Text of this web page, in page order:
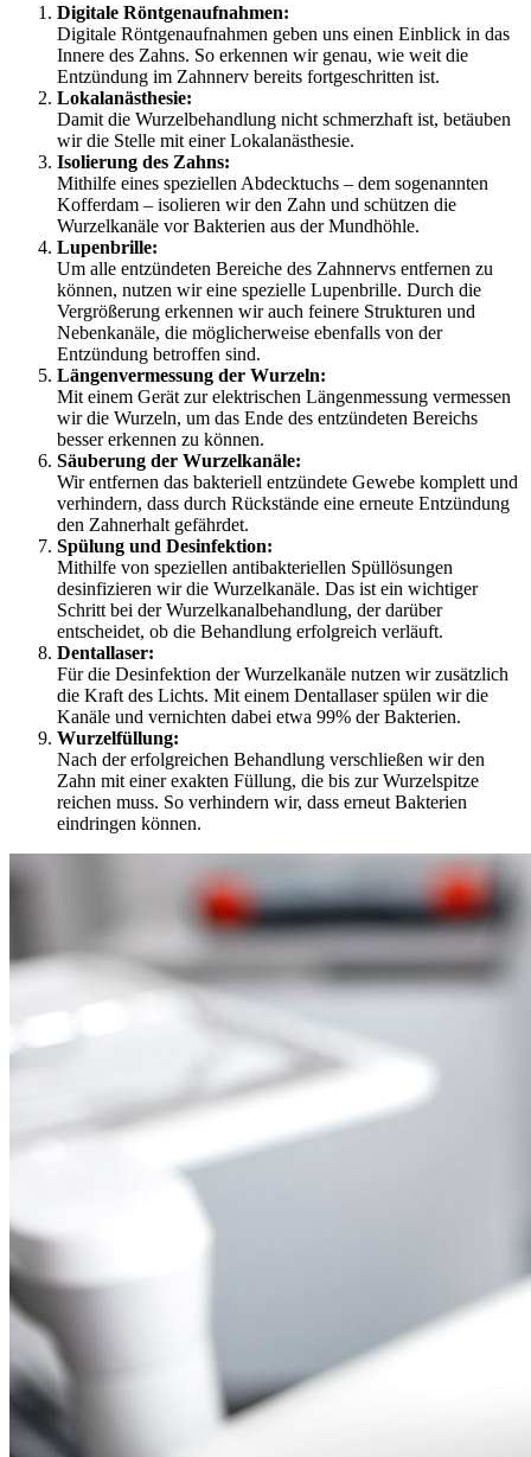
Digitale Röntgenaufnahmen:
Digitale Röntgenaufnahmen geben uns einen Einblick in das
Innere des Zahns. So erkennen wir genau, wie weit die
Entzündung im Zahnnerv bereits fortgeschritten ist.
Lokalanästhesie:
Damit die Wurzelbehandlung nicht schmerzhaft ist, betäuben
wir die Stelle mit einer Lokalanästhesie.
Isolierung des Zahns:
Mithilfe eines speziellen Abdecktuchs – dem sogenannten
Kofferdam – isolieren wir den Zahn und schützen die
Wurzelkanäle vor Bakterien aus der Mundhöhle.
Lupenbrille:
Um alle entzündeten Bereiche des Zahnnervs entfernen zu
können, nutzen wir eine spezielle Lupenbrille. Durch die
Vergrößerung erkennen wir auch feinere Strukturen und
Nebenkanäle, die möglicherweise ebenfalls von der
Entzündung betroffen sind.
Längenvermessung der Wurzeln:
Mit einem Gerät zur elektrischen Längenmessung vermessen
wir die Wurzeln, um das Ende des entzündeten Bereichs
besser erkennen zu können.
Säuberung der Wurzelkanäle:
Wir entfernen das bakteriell entzündete Gewebe komplett und
verhindern, dass durch Rückstände eine erneute Entzündung
den Zahnerhalt gefährdet.
Spülung und Desinfektion:
Mithilfe von speziellen antibakteriellen Spüllösungen
desinfizieren wir die Wurzelkanäle. Das ist ein wichtiger
Schritt bei der Wurzelkanalbehandlung, der darüber
entscheidet, ob die Behandlung erfolgreich verläuft.
Dentallaser:
Für die Desinfektion der Wurzelkanäle nutzen wir zusätzlich
die Kraft des Lichts. Mit einem Dentallaser spülen wir die
Kanäle und vernichten dabei etwa 99% der Bakterien.
Wurzelfüllung:
Nach der erfolgreichen Behandlung verschließen wir den
Zahn mit einer exakten Füllung, die bis zur Wurzelspitze
reichen muss. So verhindern wir, dass erneut Bakterien
eindringen können.